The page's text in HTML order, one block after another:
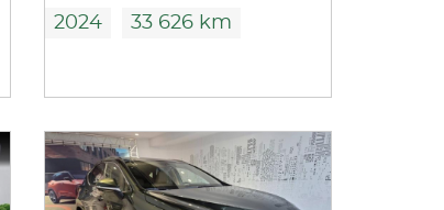
2024 33 626 km